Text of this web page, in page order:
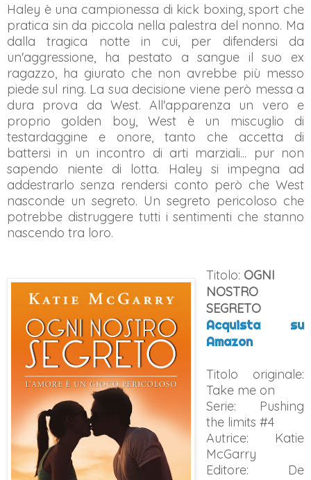
Haley è una campionessa di kick boxing, sport che
pratica sin da piccola nella palestra del nonno. Ma
dalla tragica notte in cui, per difendersi da
un'aggressione, ha pestato a sangue il suo ex
ragazzo, ha giurato che non avrebbe più messo
piede sul ring. La sua decisione viene però messa a
dura prova da West. All'apparenza un vero e
proprio golden boy, West è un miscuglio di
testardaggine e onore, tanto che accetta di
battersi in un incontro di arti marziali... pur non
sapendo niente di lotta. Haley si impegna ad
addestrarlo senza rendersi conto però che West
nasconde un segreto. Un segreto pericoloso che
potrebbe distruggere tutti i sentimenti che stanno
nascendo tra loro.
Titolo: OGNI
NOSTRO
SEGRETO
Acquista su
Amazon
Titolo originale:
Take me on
Serie: Pushing
the limits #4
Autrice: Katie
McGarry
Editore: De